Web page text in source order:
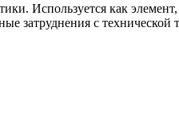
Используется как
затруднения с